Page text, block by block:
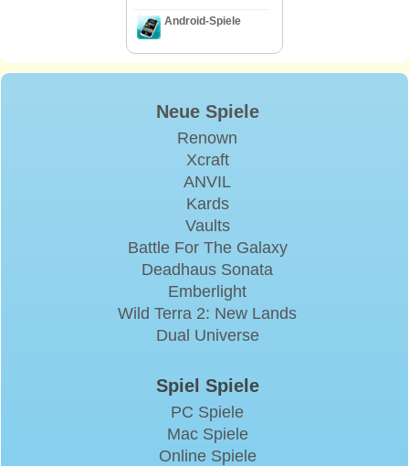
Android-Spiele
Neue Spiele
Renown
Xcraft
ANVIL
Kards
Vaults
Battle For The Galaxy
Deadhaus Sonata
Emberlight
Wild Terra 2: New Lands
Dual Universe
Spiel Spiele
PC Spiele
Mac Spiele
Online Spiele